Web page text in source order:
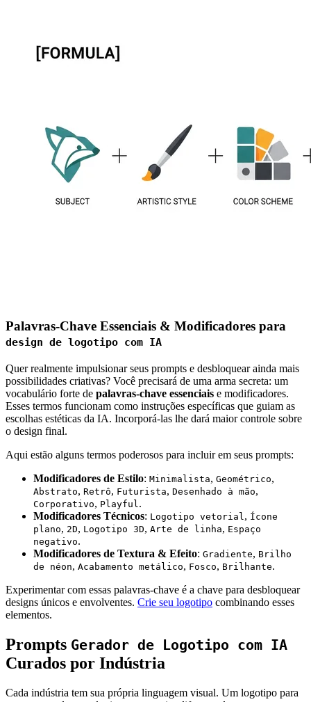
Palavras-Chave Essenciais & Modificadores para
design de logotipo com IA
Quer realmente impulsionar seus prompts e desbloquear ainda mais
possibilidades criativas? Você precisará de uma arma secreta: um
vocabulário forte de palavras-chave essenciais e modificadores.
Esses termos funcionam como instruções específicas que guiam as
escolhas estéticas da IA. Incorporá-las lhe dará maior controle sobre
o design final.
Aqui estão alguns termos poderosos para incluir em seus prompts:
Modificadores de Estilo: Minimalista, Geométrico,
Abstrato, Retrô, Futurista, Desenhado à mão,
Corporativo, Playful.
Modificadores Técnicos: Logotipo vetorial, Ícone
plano, 2D, Logotipo 3D, Arte de linha, Espaço
negativo.
Modificadores de Textura & Efeito: Gradiente, Brilho
de néon, Acabamento metálico, Fosco, Brilhante.
Experimentar com essas palavras-chave é a chave para desbloquear
designs únicos e envolventes. Crie seu logotipo combinando esses
elementos.
Prompts Gerador de Logotipo com IA
Curados por Indústria
Cada indústria tem sua própria linguagem visual. Um logotipo para